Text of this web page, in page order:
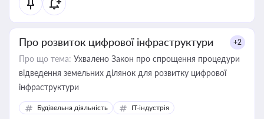
Про розвиток цифрової інфраструктури +2
Про що тема: Ухвалено Закон про спрощення процедури
відведення земельних ділянок для розвитку цифрової
інфраструктури
Будівельна діяльність IT-індустрія